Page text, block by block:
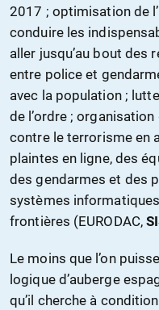
2017 ; optimisation de
conduire les
aller jusqu’au bout des
entre police et
avec la population ;
de l’ordre ;
contre le terrorisme en
plaintes en ligne, des
des gendarmes et des
systèmes
frontières (EURODAC,
Le moins que l’on
logique d’auberge
qu’il cherche à